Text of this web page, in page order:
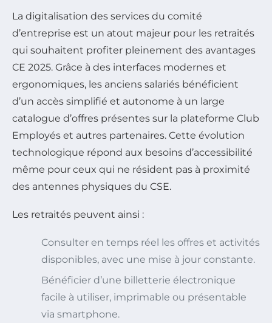
La digitalisation des services du comité
d’entreprise est un atout majeur pour les retraités
qui souhaitent profiter pleinement des avantages
CE 2025. Grâce à des interfaces modernes et
ergonomiques, les anciens salariés bénéficient
d’un accès simplifié et autonome à un large
catalogue d’offres présentes sur la plateforme Club
Employés et autres partenaires. Cette évolution
technologique répond aux besoins d’accessibilité
même pour ceux qui ne résident pas à proximité
des antennes physiques du CSE.
Les retraités peuvent ainsi :
Consulter en temps réel les offres et activités
disponibles, avec une mise à jour constante.
Bénéficier d’une billetterie électronique
facile à utiliser, imprimable ou présentable
via smartphone.